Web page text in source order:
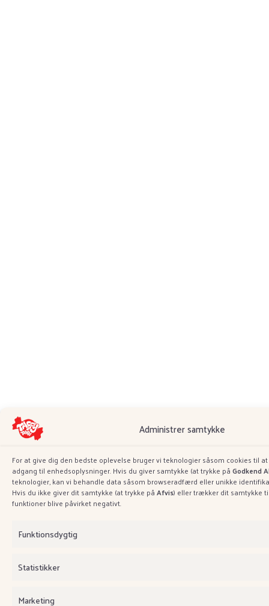
Administrer samtykke
For at give dig den bedste oplevelse bruger vi teknologier såsom cookies til
adgang til enhedsoplysninger. Hvis du giver samtykke (at trykke påGodkend
teknologier, kan vi behandle data såsom browseradfærd eller unikke
Hvis du ikke giver dit samtykke (at trykke påAfvis) eller trækker dit samtykke
funktioner blive påvirket negativt.
Funktionsdygtig
Statistikker
Marketing